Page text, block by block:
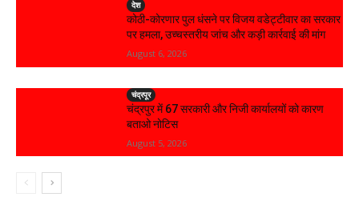
देश
कोठी-कोरणार पुल धंसने पर विजय वडेट्टीवार का सरकार
पर हमला, उच्चस्तरीय जांच और कड़ी कार्रवाई की मांग
August 6, 2026
चंद्रपूर
चंद्रपुर में 67 सरकारी और निजी कार्यालयों को कारण
बताओ नोटिस
August 5, 2026